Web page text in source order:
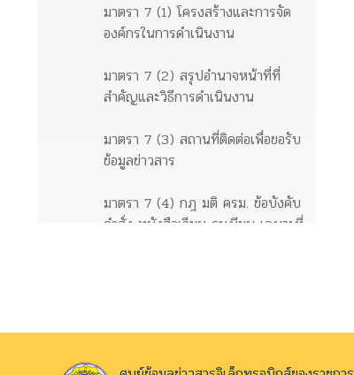
มาตรา 7 (1) โครงสร้างและการจัด
องค์กรในการดำเนินงาน
มาตรา 7 (2) สรุปอำนาจหน้าที่ที่
สำคัญและวิธีการดำเนินงาน
มาตรา 7 (3) สถานที่ติดต่อเพื่อขอรับ
ข้อมูลข่าวสาร
มาตรา 7 (4) กฎ มติ ครม. ข้อบังคับ
คำสั่ง หนังสือเวียน ระเบียบ เฉพาะที่
มาตรา 9 (1) ผลการพิจารณา